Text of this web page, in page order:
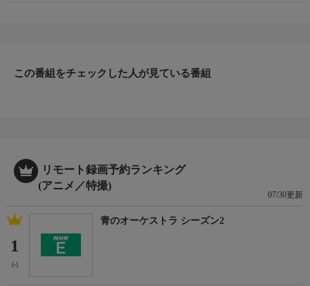
この番組をチェックした人が見ている番組
リモート録画予約ランキング
(アニメ／特撮)
07/30更新
1
(-)
青のオーケストラ シーズン2